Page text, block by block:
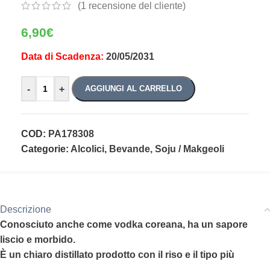
(1 recensione del cliente)
6,90€
Data di Scadenza: 20/05/2031
- + AGGIUNGI AL CARRELLO
COD: PA178308
Categorie: Alcolici, Bevande, Soju / Makgeoli
Alternative:
Descrizione
Conosciuto anche come vodka coreana, ha un sapore
liscio e morbido.
È un chiaro distillato prodotto con il riso e il tipo più